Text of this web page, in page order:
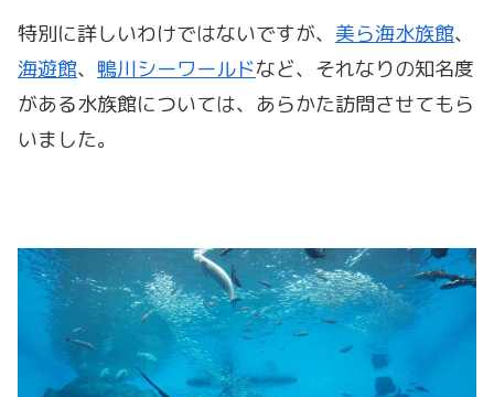
特別に詳しいわけではないですが、 美ら海水族館、
海遊館、 鴨川シーワールドなど、それなりの知名度
がある水族館については、あらかた訪問させてもら
いました。